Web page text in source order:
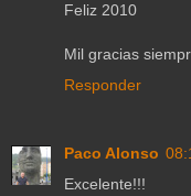
Feliz 2010
Mil gracias
Responder
Paco Alonso
Excelente!!!